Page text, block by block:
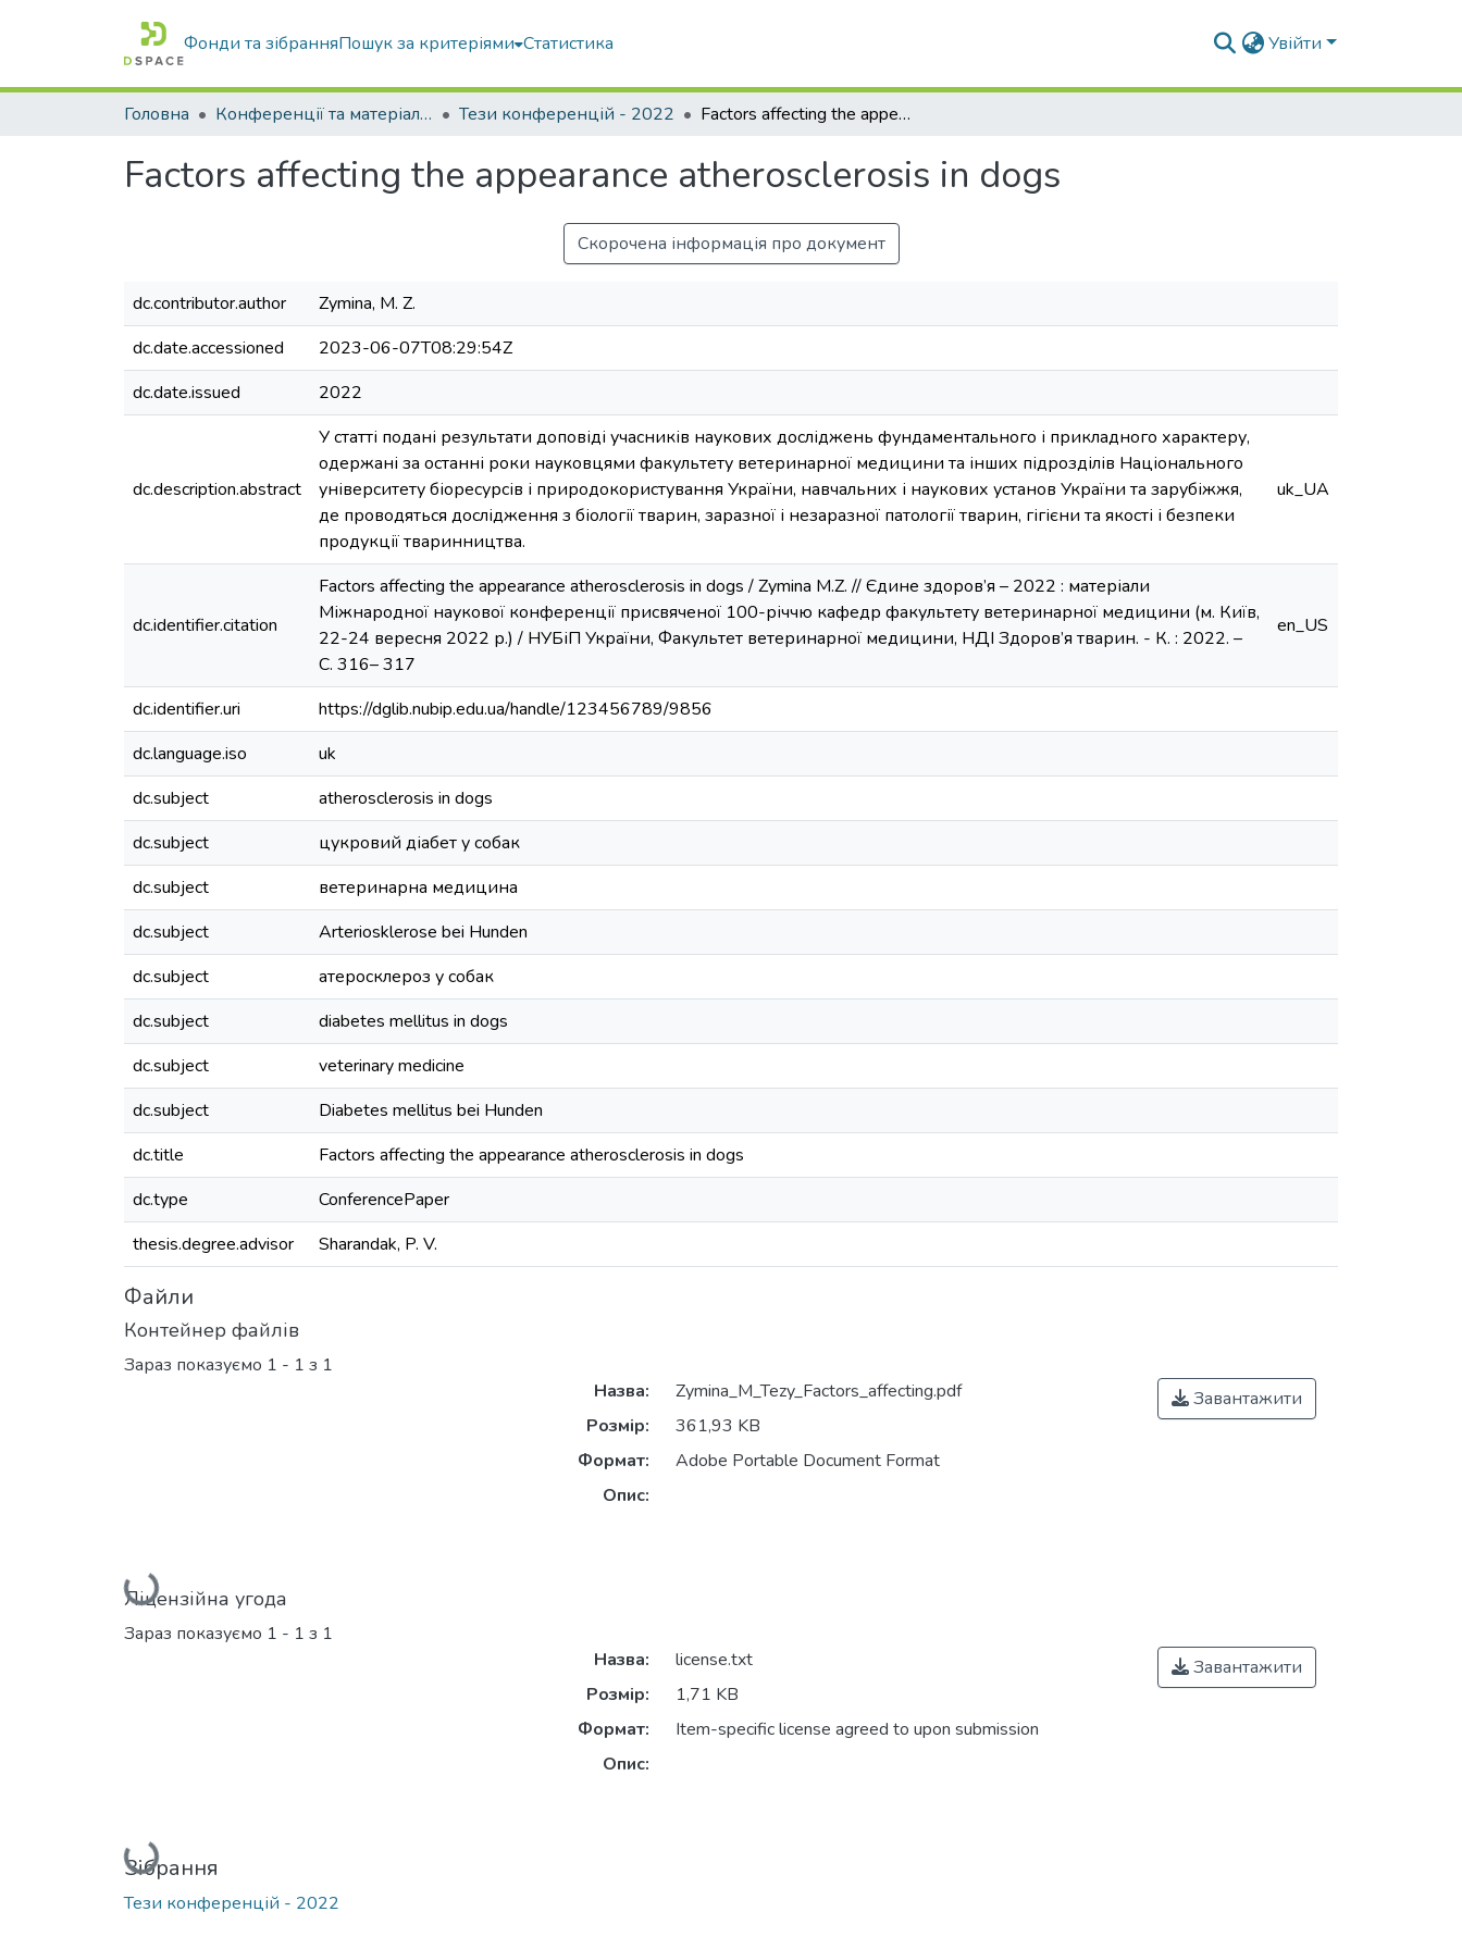
Фонди та зібранняПошук за критеріями Статистика Увійти
Головна Конференції та матеріали конференцій Тези конференцій - 2022 Factors affecting the appearance atherosclerosis in dogs
Factors affecting the appearance atherosclerosis in dogs
Скорочена інформація про документ
dc.contributor.author
Zymina, M. Z.
dc.date.accessioned
2023-06-07T08:29:54Z
dc.date.issued
2022
dc.description.abstract
У статті подані результати доповіді учасників наукових досліджень фундаментального і прикладного характеру,
одержані за останні роки науковцями факультету ветеринарної медицини та інших підрозділів Національного
університету біоресурсів і природокористування України, навчальних і наукових установ України та зарубіжжя,
де проводяться дослідження з біології тварин, заразної і незаразної патології тварин, гігієни та якості і безпеки
продукції тваринництва.
uk_UA
dc.identifier.citation
Factors affecting the appearance atherosclerosis in dogs / Zymina M.Z. // Єдине здоров’я – 2022 : матеріали
Міжнародної наукової конференції присвяченої 100-річчю кафедр факультету ветеринарної медицини (м. Київ,
22-24 вересня 2022 р.) / НУБіП України, Факультет ветеринарної медицини, НДІ Здоров’я тварин. - К. : 2022. –
С. 316– 317
en_US
dc.identifier.uri
https://dglib.nubip.edu.ua/handle/123456789/9856
dc.language.iso
uk
dc.subject
atherosclerosis in dogs
dc.subject
цукровий діабет у собак
dc.subject
ветеринарна медицина
dc.subject
Arteriosklerose bei Hunden
dc.subject
атеросклероз у собак
dc.subject
diabetes mellitus in dogs
dc.subject
veterinary medicine
dc.subject
Diabetes mellitus bei Hunden
dc.title
Factors affecting the appearance atherosclerosis in dogs
dc.type
ConferencePaper
thesis.degree.advisor
Sharandak, P. V.
Файли
Контейнер файлів
Зараз показуємо 1 - 1 з 1
Вантажиться...
Назва:
Zymina_M_Tezy_Factors_affecting.pdf
Розмір:
361,93 KB
Формат:
Adobe Portable Document Format
Опис:
Завантажити
Ліцензійна угода
Зараз показуємо 1 - 1 з 1
Вантажиться...
Назва:
license.txt
Розмір:
1,71 KB
Формат:
Item-specific license agreed to upon submission
Опис:
Завантажити
Зібрання
Тези конференцій - 2022